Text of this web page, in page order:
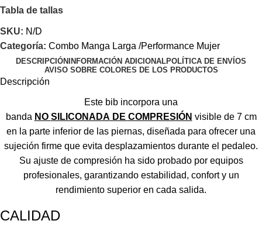
Tabla de tallas
SKU: N/D
Categoría: Combo Manga Larga /Performance Mujer
DESCRIPCIÓN INFORMACIÓN ADICIONALPOLÍTICA DE ENVÍOS
AVISO SOBRE COLORES DE LOS PRODUCTOS
Descripción
Este bib incorpora una
banda NO SILICONADA DE COMPRESIÓN visible de 7 cm
en la parte inferior de las piernas, diseñada para ofrecer una
sujeción firme que evita desplazamientos durante el pedaleo.
Su ajuste de compresión ha sido probado por equipos
profesionales, garantizando estabilidad, confort y un
rendimiento superior en cada salida.
CALIDAD